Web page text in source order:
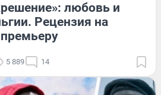
любовь и
Рецензия на
5 889 14